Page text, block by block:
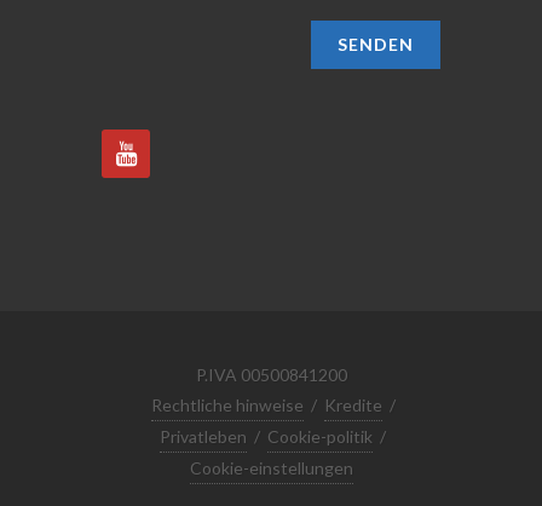
SENDEN
P.IVA 00500841200
Rechtliche hinweise / Kredite /
Privatleben / Cookie-politik /
Cookie-einstellungen